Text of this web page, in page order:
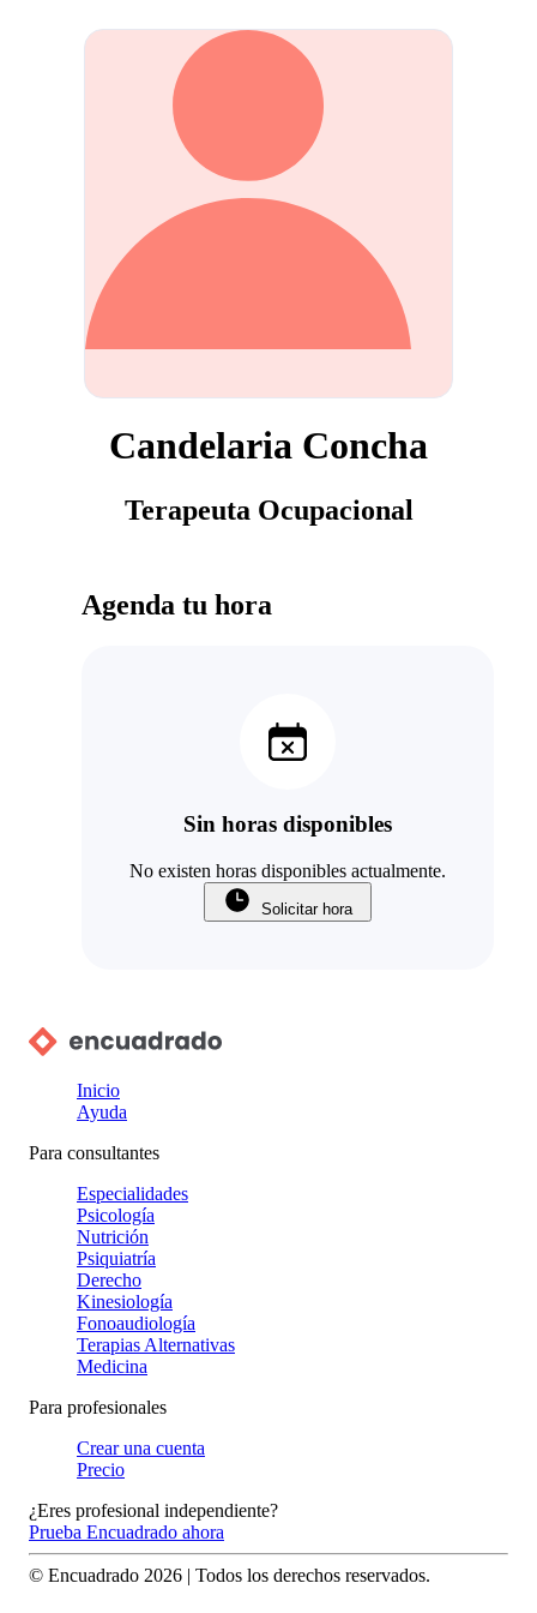
Candelaria Concha
Terapeuta Ocupacional
Agenda tu hora
Sin horas disponibles
No existen horas disponibles actualmente.
Solicitar hora
Inicio
Ayuda
Para consultantes
Especialidades
Psicología
Nutrición
Psiquiatría
Derecho
Kinesiología
Fonoaudiología
Terapias Alternativas
Medicina
Para profesionales
Crear una cuenta
Precio
¿Eres profesional independiente?
Prueba Encuadrado ahora
© Encuadrado 2026 | Todos los derechos reservados.